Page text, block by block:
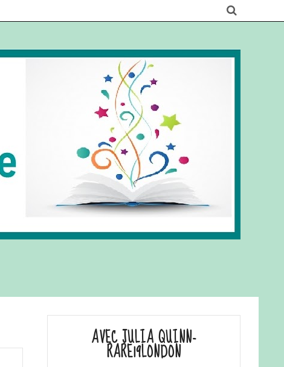
AVEC JULIA QUINN-
RARE19LONDON